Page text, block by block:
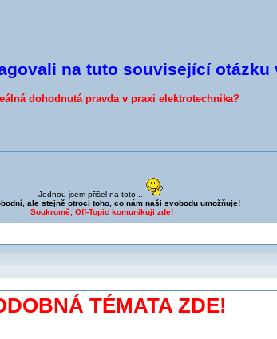
na tuto související otázku
dohodnutá pravda v praxi elektrotechnika?
Jednou jsem přišel na toto ...
ale stejně otroci toho, co nám naši svobodu umožňuje!
Soukromě, Off-Topic komunikuji zde!
TÉMATA ZDE!